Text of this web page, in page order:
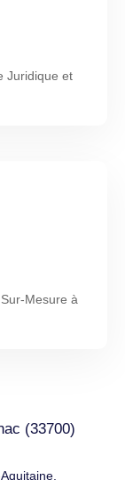
Juridique et
Mesure à
(33700)